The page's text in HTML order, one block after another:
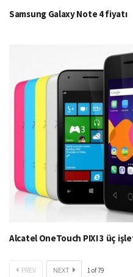
Samsung Galaxy Note 4 fiyatı
Alcatel OneTouch PIXI 3 üç
PREV NEXT 1of79